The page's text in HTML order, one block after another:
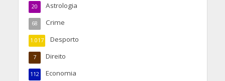
Astrologia
20
Crime
68
Desporto
1.017
Direito
7
Economia
112